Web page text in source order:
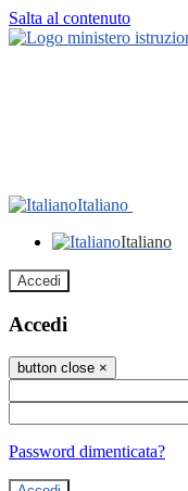
Salta al contenuto
Italiano
Italiano
Accedi
Accedi
button close ×
Password dimenticata?